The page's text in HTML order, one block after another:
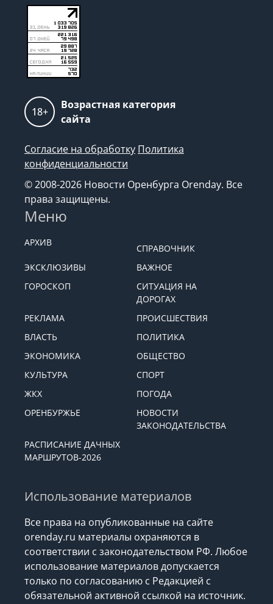
18+
Возрастная категория
сайта
Согласие на обработку Политика
конфиденциальности
© 2008-2026 Новости Оренбурга Orenday. Все
права защищены.
Меню
АРХИВ
СПРАВОЧНИК
ЭКСКЛЮЗИВЫ
ВАЖНОЕ
ГОРОСКОП
СИТУАЦИЯ НА
ДОРОГАХ
РЕКЛАМА
ПРОИСШЕСТВИЯ
ВЛАСТЬ
ПОЛИТИКА
ЭКОНОМИКА
ОБЩЕСТВО
КУЛЬТУРА
СПОРТ
ЖКХ
ПОГОДА
ОРЕНБУРЖЬЕ
НОВОСТИ
ЗАКОНОДАТЕЛЬСТВА
РАСПИСАНИЕ ДАЧНЫХ
МАРШРУТОВ-2026
Использование материалов
Все права на опубликованные на сайте
orenday.ru материалы охраняются в
соответствии с законодательством РФ. Любое
использование материалов допускается
только по согласованию с Редакцией с
обязательной активной ссылкой на источник.